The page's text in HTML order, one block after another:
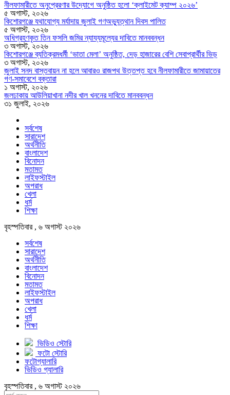
নীলফামারীতে অনুপ্রেরণার উদ্যোগে অনুষ্ঠিত হলো ‘ক্লাইমেট ক্যাম্প ২০২৬’
৫ অগাস্ট, ২০২৬
কিশোরগঞ্জে যথাযোগ্য মর্যাদায় জুলাই গণঅভ্যুত্থান দিবস পালিত
৫ অগাস্ট, ২০২৬
অধিগ্রহণকৃত তিন ফসলি জমির ন্যায্যমূল্যের দাবিতে মানববন্ধন
৩ অগাস্ট, ২০২৬
কিশোরগঞ্জে ব্যতিক্রমধর্মী ‘ভাতা মেলা’ অনুষ্ঠিত, দেড় হাজারের বেশি সেবাপ্রার্থীর ভিড়
৩ অগাস্ট, ২০২৬
জুলাই সনদ বাস্তবায়ন না হলে আবারও রাজপথ উত্তপ্ত হবে নীলফামারীতে জামায়াতের
গণ-সমাবেশে বক্তারা
১ অগাস্ট, ২০২৬
জলঢাকায় আউলিয়াখানা নদীর খাল খননের দাবিতে মানববন্ধন
৩১ জুলাই, ২০২৬
সর্বশেষ
সারাদেশ
অর্থনীতি
বাংলাদেশ
বিনোদন
মতামত
লাইফস্টাইল
অপরাধ
খেলা
ধর্ম
শিক্ষা
বৃহস্পতিবার , ৬ অগাস্ট ২০২৬
সর্বশেষ
সারাদেশ
অর্থনীতি
বাংলাদেশ
বিনোদন
মতামত
লাইফস্টাইল
অপরাধ
খেলা
ধর্ম
শিক্ষা
ভিডিও স্টোরি
ফটো স্টোরি
ফটোগ্যালারি
ভিডিও গ্যালারি
বৃহস্পতিবার , ৬ অগাস্ট ২০২৬